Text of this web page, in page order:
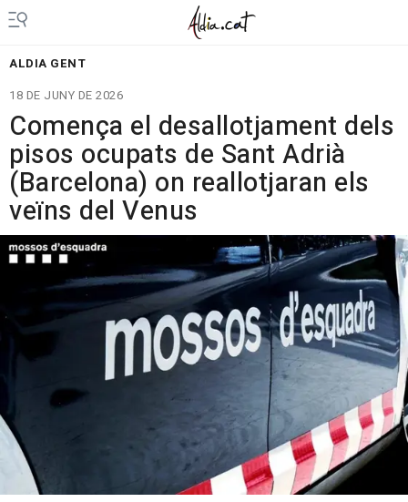
ALDIA GENT
18 DE JUNY DE 2026
Comença el desallotjament dels
pisos ocupats de Sant Adrià
(Barcelona) on reallotjaran els
veïns del Venus